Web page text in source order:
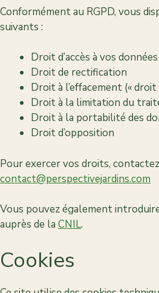
Conformément au RGPD, vous
suivants :
Droit d’accès à vos
Droit de rectification
Droit à l’effacement (« droit
Droit à la limitation du
Droit à la portabilité des
Droit d’opposition
Pour exercer vos droits,
contact@perspectivejardins.com
Vous pouvez également
auprès de la CNIL.
Cookies